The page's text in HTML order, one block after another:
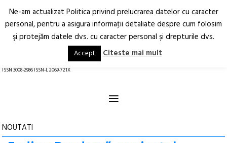
Arhitectură.
Oraș.
RO EN
ISSN 3008-2986 ISSN-L 2069-721X
≡
NOUTATI
Ne-am actualizat Politica privind prelucrarea datelor cu caracter
personal, pentru a asigura informaţii detaliate despre cum folosim
şi protejăm datele dvs. cu caracter personal şi drepturile dvs.
Accept Citeste mai mult